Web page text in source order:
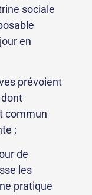
sociale
en
prévoient
commun
;
de
les
pratique